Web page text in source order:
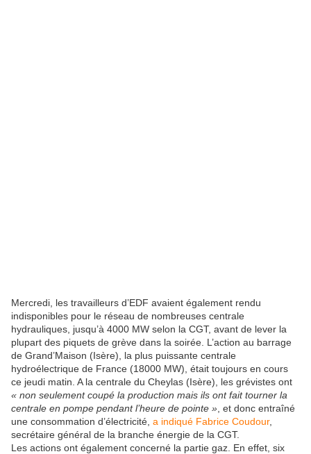
Mercredi, les travailleurs d’EDF avaient également rendu
indisponibles pour le réseau de nombreuses centrale
hydrauliques, jusqu’à 4000 MW selon la CGT, avant de lever la
plupart des piquets de grève dans la soirée. L’action au barrage
de Grand’Maison (Isère), la plus puissante centrale
hydroélectrique de France (18000 MW), était toujours en cours
ce jeudi matin. A la centrale du Cheylas (Isère), les grévistes ont
« non seulement coupé la production mais ils ont fait tourner la
centrale en pompe pendant l’heure de pointe » , et donc entraîné
une consommation d’électricité, a indiqué Fabrice Coudour,
secrétaire général de la branche énergie de la CGT.
Les actions ont également concerné la partie gaz. En effet, six